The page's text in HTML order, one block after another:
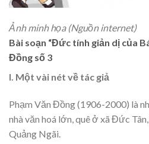
Ảnh minh họa (Nguồn internet)
Bài soạn “Đức tính giản dị của
Đồng số 3
I. Một vài nét về tác giả
Phạm Văn Đồng (1906-2000) là
nhà văn hoá lớn, quê ở xã Đức
Quảng Ngãi.